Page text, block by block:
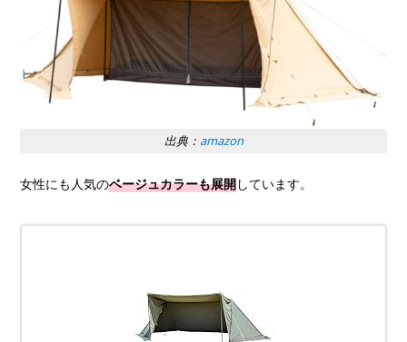
出典： amazon
女性にも人気のベージュカラーも展開しています。